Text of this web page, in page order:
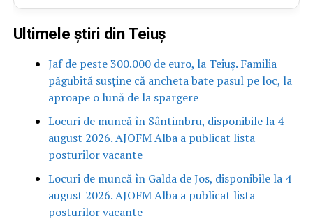
Ultimele știri din Teiuș
Jaf de peste 300.000 de euro, la Teiuș. Familia
păgubită susține că ancheta bate pasul pe loc, la
aproape o lună de la spargere
Locuri de muncă în Sântimbru, disponibile la 4
august 2026. AJOFM Alba a publicat lista
posturilor vacante
Locuri de muncă în Galda de Jos, disponibile la 4
august 2026. AJOFM Alba a publicat lista
posturilor vacante